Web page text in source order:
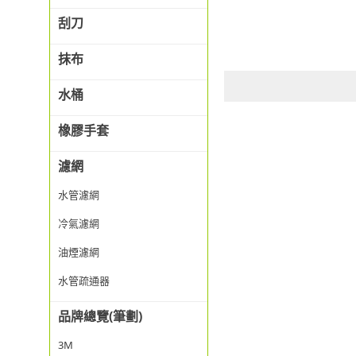
刮刀
抹布
水桶
橡膠手套
濾網
水管濾網
冷氣濾網
油煙濾網
水管疏通器
品牌總覽(筆劃)
3M